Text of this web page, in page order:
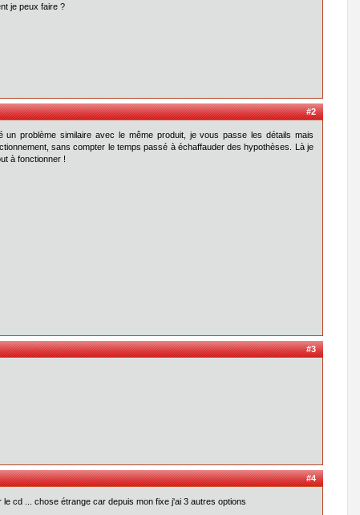
je peux faire ?
#2
problème similaire avec le même produit, je vous passe les détails mais
sans compter le temps passé à échaffauder des hypothèses. Là je
à fonctionner !
#3
#4
cd ... chose étrange car depuis mon fixe j'ai 3 autres options